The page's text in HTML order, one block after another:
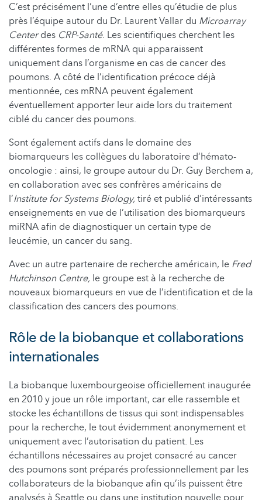
C’est précisément l’une d’entre elles qu’étudie de plus
près l’équipe autour du Dr. Laurent Vallar du Microarray
Centerdes CRP-Santé. Les scientifiques cherchent les
différentes formes de mRNA qui apparaissent
uniquement dans l’organisme en cas de cancer des
poumons. A côté de l’identification précoce déjà
mentionnée, ces mRNA peuvent également
éventuellement apporter leur aide lors du traitement
ciblé du cancer des poumons.
Sont également actifs dans le domaine des
biomarqueurs les collègues du laboratoire d‘hémato-
oncologie : ainsi, le groupe autour du Dr. Guy Berchem a,
en collaboration avec ses confrères américains de
l’Institute for Systems Biology, tiré et publié d’intéressants
enseignements en vue de l’utilisation des biomarqueurs
miRNA afin de diagnostiquer un certain type de
leucémie, un cancer du sang.
Avec un autre partenaire de recherche américain, le Fred
Hutchinson Centre, le groupe est à la recherche de
nouveaux biomarqueurs en vue de l’identification et de la
classification des cancers des poumons.
Rôle de la biobanque et collaborations
internationales
La biobanque luxembourgeoise officiellement inaugurée
en 2010 y joue un rôle important, car elle rassemble et
stocke les échantillons de tissus qui sont indispensables
pour la recherche, le tout évidemment anonymement et
uniquement avec l’autorisation du patient. Les
échantillons nécessaires au projet consacré au cancer
des poumons sont préparés professionnellement par les
collaborateurs de la biobanque afin qu’ils puissent être